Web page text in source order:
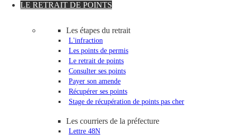
LE RETRAIT DE POINTS
Les étapes du retrait
L'infraction
Les points de permis
Le retrait de points
Consulter ses points
Payer son amende
Récupérer ses points
Stage de récupération de points pas cher
Les courriers de la préfecture
Lettre 48N